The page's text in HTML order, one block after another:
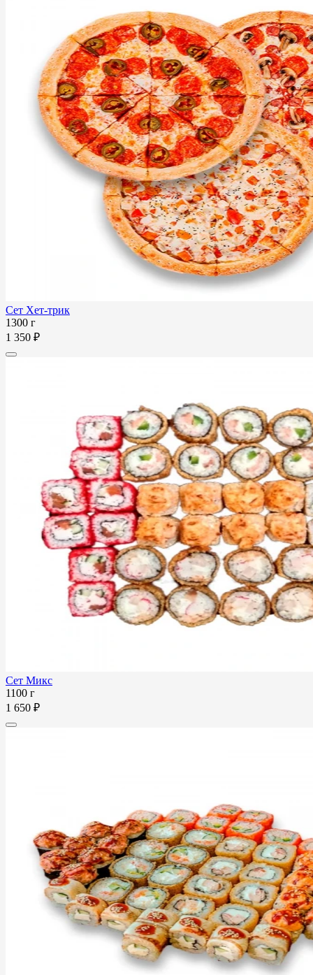
Сет Хет-трик
1300 г
1 350 ₽
Сет Микс
1100 г
1 650 ₽